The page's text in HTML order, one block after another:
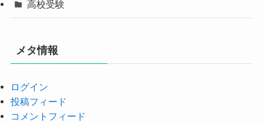
高校受験
メタ情報
ログイン
投稿フィード
コメントフィード